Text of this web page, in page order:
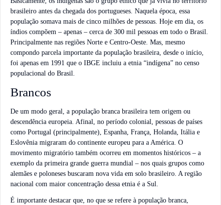
brasileiro antes da chegada dos portugueses. Naquela época, essa
população somava mais de cinco milhões de pessoas. Hoje em dia, os
índios compõem – apenas – cerca de 300 mil pessoas em todo o Brasil.
Principalmente nas regiões Norte e Centro-Oeste. Mas, mesmo
compondo parcela importante da população brasileira, desde o início,
foi apenas em 1991 que o IBGE incluiu a etnia “indígena” no censo
populacional do Brasil.
Brancos
De um modo geral, a população branca brasileira tem origem ou
descendência europeia. Afinal, no período colonial, pessoas de países
como Portugal (principalmente), Espanha, França, Holanda, Itália e
Eslovênia migraram do continente europeu para a América. O
movimento migratório também ocorreu em momentos históricos – a
exemplo da primeira grande guerra mundial – nos quais grupos como
alemães e poloneses buscaram nova vida em solo brasileiro. A região
nacional com maior concentração dessa etnia é a Sul.
É importante destacar que, no que se refere à população branca,